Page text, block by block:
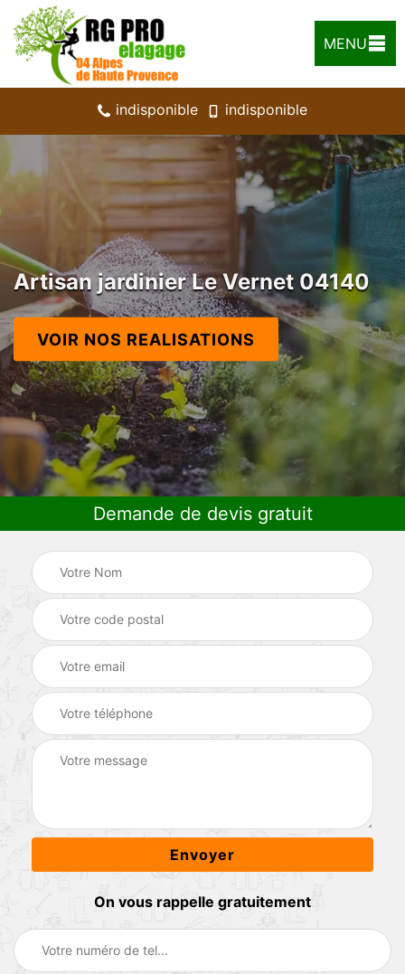
MENU
indisponible indisponible
Artisan jardinier Le Vernet 04140
VOIR NOS REALISATIONS
Demande de devis gratuit
On vous rappelle gratuitement